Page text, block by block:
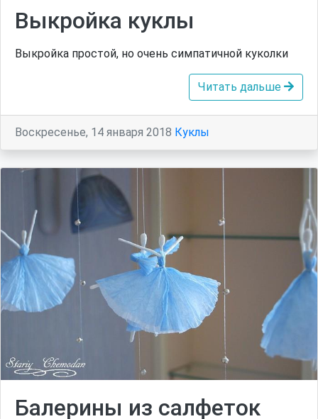
Выкройка куклы
Выкройка простой, но очень симпатичной куколки
Читать дальше
Воскресенье, 14 января 2018 Куклы
Балерины из салфеток